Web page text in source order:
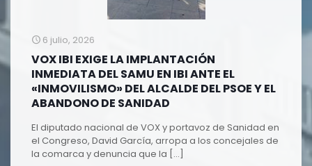
6 julio, 2026
VOX IBI EXIGE LA IMPLANTACIÓN
INMEDIATA DEL SAMU EN IBI ANTE EL
«INMOVILISMO» DEL ALCALDE DEL PSOE Y EL
ABANDONO DE SANIDAD
​El diputado nacional de VOX y portavoz de Sanidad en
el Congreso, David García, arropa a los concejales de
la comarca y denuncia que la […]